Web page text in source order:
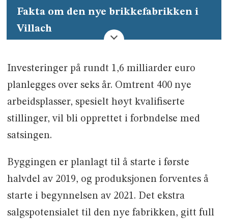
Fakta om den nye brikkefabrikken i
Villach
Planlagt produksjonstart: Begynnelsen av
2021
Totalt bygningsareal: Ca. 60.000
kvadratmeter
Investeringsvolum (bygning,
utstyr): Ca. 1,6 milliarder euro
Investeringsperiode: 6 år
Antall ansatte:Rundt 400
Investeringer på rundt 1,6 milliarder euro
planlegges over seks år. Omtrent 400 nye
arbeidsplasser, spesielt høyt kvalifiserte
stillinger, vil bli opprettet i forbndelse med
satsingen.
Byggingen er planlagt til å starte i første
halvdel av 2019, og produksjonen forventes å
starte i begynnelsen av 2021. Det ekstra
salgspotensialet til den nye fabrikken, gitt full